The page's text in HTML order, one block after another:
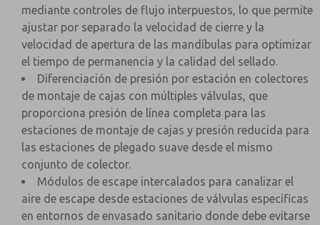
mediante controles de flujo interpuestos, lo que permite
ajustar por separado la velocidad de cierre y la
velocidad de apertura de las mandíbulas para optimizar
el tiempo de permanencia y la calidad del sellado.
Diferenciación de presión por estación en colectores
de montaje de cajas con múltiples válvulas, que
proporciona presión de línea completa para las
estaciones de montaje de cajas y presión reducida para
las estaciones de plegado suave desde el mismo
conjunto de colector.
Módulos de escape intercalados para canalizar el
aire de escape desde estaciones de válvulas específicas
en entornos de envasado sanitario donde debe evitarse